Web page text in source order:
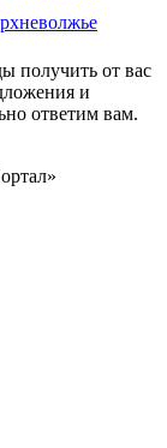
получить от вас
и
ответим вам.